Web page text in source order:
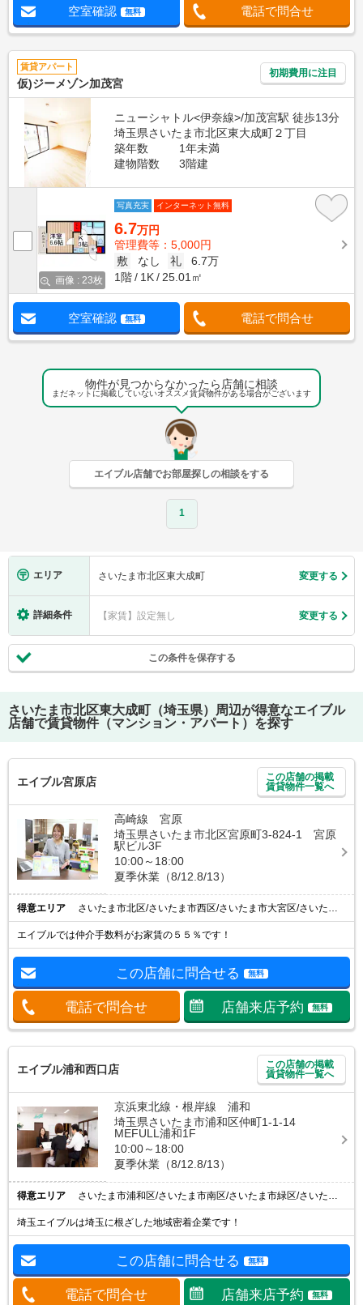
空室確認 無料 電話で問合せ
賃貸アパート
仮)ジーメゾン加茂宮
初期費用に注目
ニューシャトル<伊奈線>/加茂宮駅 徒歩13分
埼玉県さいたま市北区東大成町２丁目
築年数
1年未満
建物階数
3階建
画像 : 23枚
写真充実 インターネット無料
6.7万円
管理費等：5,000円
敷
なし 礼
6.7万
1階
1K 25.01㎡
空室確認 無料 電話で問合せ
物件が見つからなかったら店舗に相談
まだネットに掲載していないオススメ賃貸物件がある場合がございます
エイブル店舗でお部屋探しの相談をする
1
エリア さいたま市北区東大成町 変更する
詳細条件 【家賃】設定無し 変更する
この条件を保存する
さいたま市北区東大成町（埼玉県）
周辺が得意なエイブル
店舗で賃貸物件（マンション・アパート）を探す
エイブル宮原店
この店舗の掲載
賃貸物件一覧へ
高崎線 宮原
埼玉県さいたま市北区宮原町3-824-1 宮原
駅ビル3F
10:00～18:00
夏季休業（8/12.8/13）
得意エリア さいたま市北区/さいたま市西区/さいたま市大宮区/さいたま市見沼区/上尾市
エイブルでは仲介手数料がお家賃の５５％です！
この店舗に問合せる 無料
電話で問合せ 店舗来店予約 無料
エイブル浦和西口店
この店舗の掲載
賃貸物件一覧へ
京浜東北線・根岸線 浦和
埼玉県さいたま市浦和区仲町1-1-14
MEFULL浦和1F
10:00～18:00
夏季休業（8/12.8/13）
得意エリア さいたま市浦和区/さいたま市南区/さいたま市緑区/さいたま市大宮区/さいたま市中央区
埼玉エイブルは埼玉に根ざした地域密着企業です！
この店舗に問合せる 無料
電話で問合せ 店舗来店予約 無料